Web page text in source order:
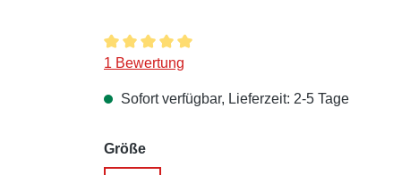
Durchschnittliche Bewertung von 5 von 5 Sternen
1 Bewertung
Sofort verfügbar, Lieferzeit: 2-5 Tage
Größeauswählen